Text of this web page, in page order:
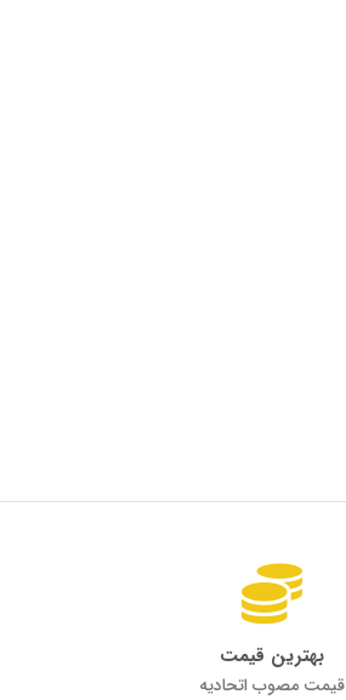
بهترین قیمت
قیمت مصوب اتحادیه